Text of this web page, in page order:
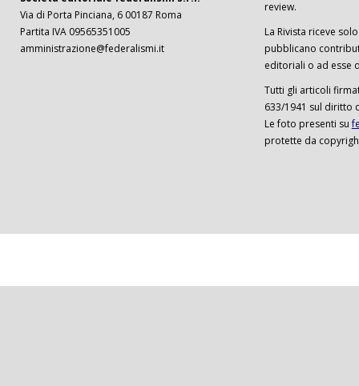
Via di Porta Pinciana, 6 00187 Roma
Partita IVA 09565351005
amministrazione@federalismi.it
review.
La Rivista riceve
pubblicano
editoriali o ad esse
Tutti gli articoli
633/1941 sul diritto
Le foto presenti su
protette da